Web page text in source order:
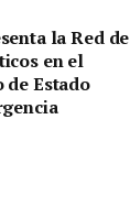
la Red de
en el
de Estado